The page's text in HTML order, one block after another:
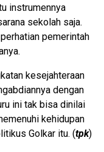
instrumennya
sekolah saja.
pemerintah
kesejahteraan
dengan
ini tak bisa dinilai
kehidupan
Golkar itu. (tpk)